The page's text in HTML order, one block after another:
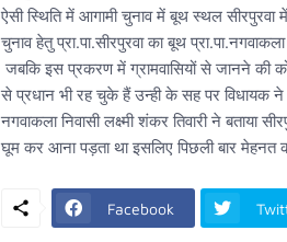
ऐसी स्थिति में आगामी चुनाव में बूथ स्थल सीरपुरवा में
चुनाव हेतु प्रा.पा.सीरपुरवा का बूथ
जबकि इस प्रकरण में ग्रामवासियों से जानने की
से प्रधान भी रह चुके हैं उन्ही के सह पर विधायक ने
नगवाकला निवासी लक्ष्मी शंकर तिवारी ने बताया
घूम कर आना पड़ता था इसलिए पिछली बार मेहनत
Facebook